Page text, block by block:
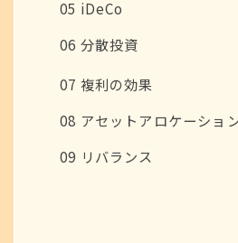
05 iDeCo
06 分散投資
07 複利の効果
08 アセットアロケーショ
09 リバランス